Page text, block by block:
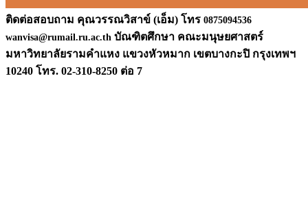
ติดต่อสอบถาม คุณวรรณวิสาข์ (เอ็ม) โทร 0875094536
wanvisa@rumail.ru.ac.th บัณฑิตศึกษา คณะมนุษยศาสตร์
มหาวิทยาลัยรามคำแหง แขวงหัวหมาก เขตบางกะปิ กรุงเทพฯ
10240 โทร. 02-310-8250 ต่อ 7